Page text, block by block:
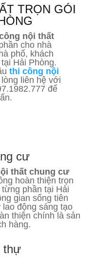
TRỌN GÓI
nội thất
cho nhà
phố, khách
Hải Phòng.
thi công nội
liên hệ với
để
cư
thất chung cư
hoàn thiện trọn
phần tại Hải
gian sống tiên
động sáng tạo
thiện chính là sản
hàng.
thự